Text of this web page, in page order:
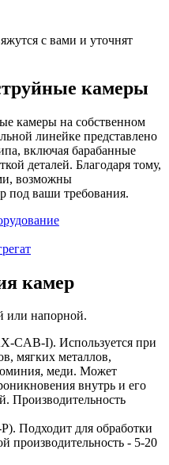
с вами и уточнят
камеры
камеры на собственном
линейке представлено
включая барабанные
деталей. Благодаря тому,
возможны
под ваши требования.
камер
или напорной.
CAB-I). Используется при
мягких металлов,
меди. Может
внутрь и его
Производительность
Подходит для обработки
производительность - 5-20